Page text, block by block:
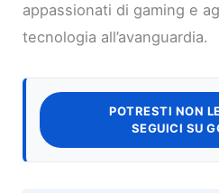
appassionati di gaming e
tecnologia all’avanguardia.
POTRESTI NON
SEGUICI SU